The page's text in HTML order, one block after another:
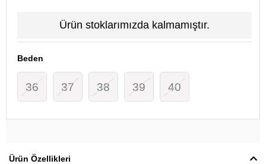
Ürün stoklarımızda kalmamıştır.
Beden
36 37 38 39 40
Ürün Özellikleri